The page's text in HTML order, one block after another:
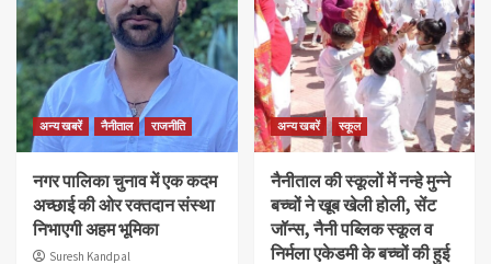
अन्य खबरें नैनीताल राजनीति
नगर पालिका चुनाव में एक कदम
अच्छाई की ओर रक्तदान संस्था
निभाएगी अहम भूमिका
Suresh Kandpal
अन्य खबरें स्कूल
नैनीताल की स्कूलों में नन्हे मुन्ने
बच्चों ने खूब खेली होली, सेंट
जॉन्स, नैनी पब्लिक स्कूल व
निर्मला एकेडमी के बच्चों की हुई